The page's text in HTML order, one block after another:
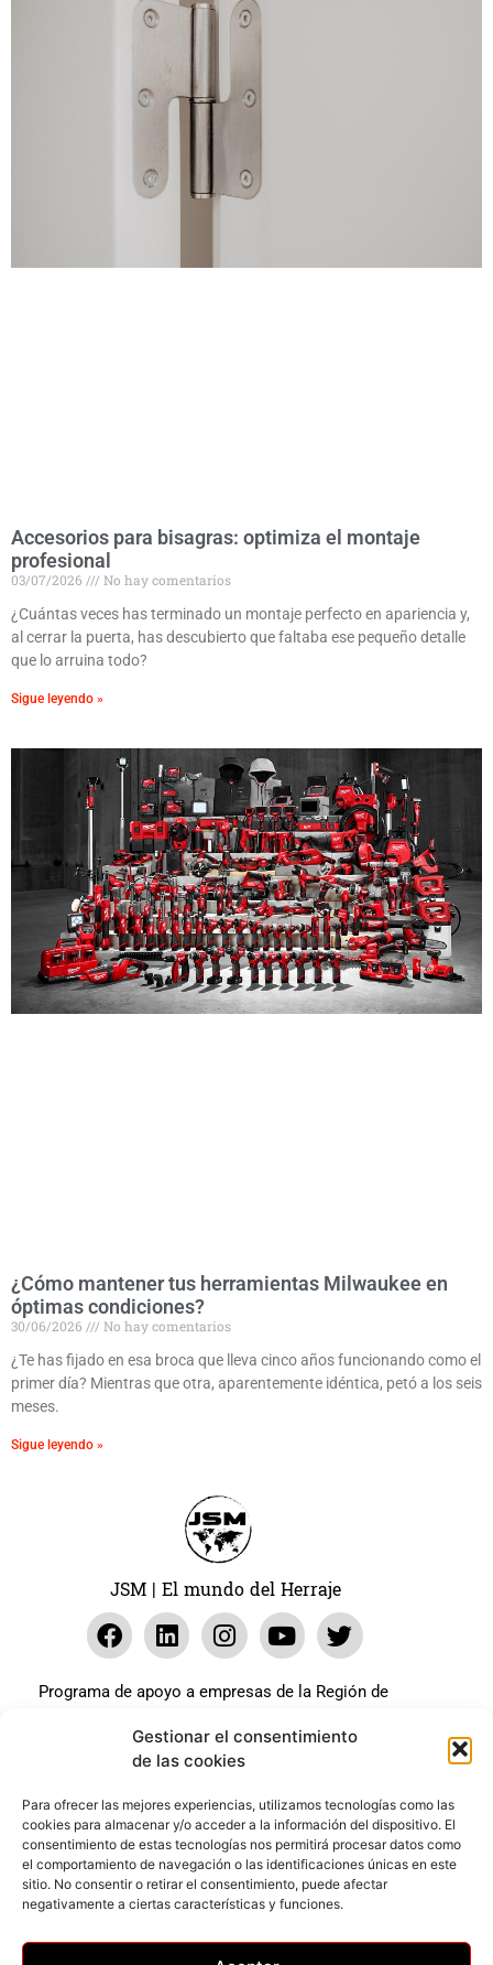
Gestionar el consentimiento
de las cookies
Para ofrecer las mejores experiencias, utilizamos tecnologías como las
cookies para almacenar y/o acceder a la información del dispositivo. El
consentimiento de estas tecnologías nos permitirá procesar datos como
el comportamiento de navegación o las identificaciones únicas en este
sitio. No consentir o retirar el consentimiento, puede afectar
negativamente a ciertas características y funciones.
Accesorios para bisagras: optimiza el montaje
profesional
03/07/2026
No hay comentarios
¿Cuántas veces has terminado un montaje perfecto en apariencia y,
al cerrar la puerta, has descubierto que faltaba ese pequeño detalle
que lo arruina todo?
Sigue leyendo »
¿Cómo mantener tus herramientas Milwaukee en
óptimas condiciones?
30/06/2026
No hay comentarios
¿Te has fijado en esa broca que lleva cinco años funcionando como el
primer día? Mientras que otra, aparentemente idéntica, petó a los seis
meses.
Sigue leyendo »
JSM | El mundo del Herraje
Programa de apoyo a empresas de la Región de
económica de la pandemia Covid-19. La línea Covid-19
coste cero cofinanciada por la unión europea.
Beneficiario: JSM El mundo del Herraje, S.L. ///
Expediente: 2020.07.COSI.0483
Web desarrollada gracias al Programa Kit Digital